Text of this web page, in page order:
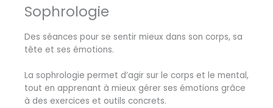
Sophrologie
Des séances pour se sentir mieux dans son corps, sa
tête et ses émotions.
La sophrologie permet d’agir sur le corps et le mental,
tout en apprenant à mieux gérer ses émotions grâce
à des exercices et outils concrets.